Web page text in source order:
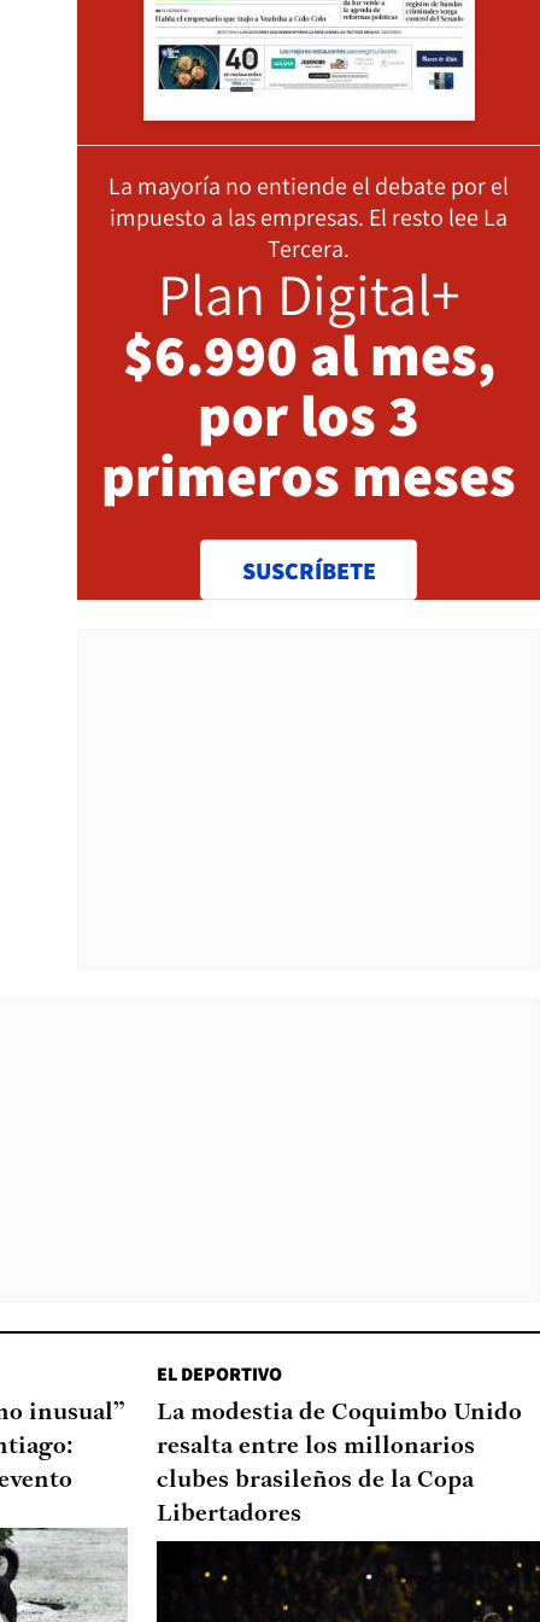
La mayoría no entiende el debate por el
impuesto a las empresas. El resto lee La
Tercera.
Plan Digital+
$6.990 al mes,
por los 3
primeros meses
SUSCRÍBETE
inusual”
EL DEPORTIVO
La modestia de Coquimbo Unido
resalta entre los millonarios
clubes brasileños de la Copa
Libertadores